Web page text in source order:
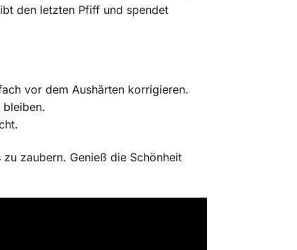
den letzten Pfiff und spendet
vor dem Aushärten korrigieren.
bleiben.
zaubern. Genieß die Schönheit